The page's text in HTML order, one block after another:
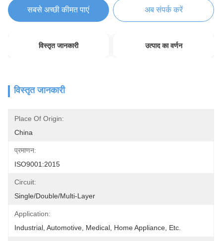
सबसे अच्छी कीमत पाएं अब संपर्क करें
विस्तृत जानकारी उत्पाद का वर्णन
विस्तृत जानकारी
Place Of Origin:
China
प्रमाणन:
ISO9001:2015
Circuit:
Single/Double/Multi-Layer
Application:
Industrial, Automotive, Medical, Home Appliance, Etc.